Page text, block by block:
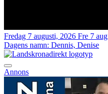
Fredag 7 augusti, 2026 Fre 7 aug
Dagens namn: Dennis, Denise
Annons